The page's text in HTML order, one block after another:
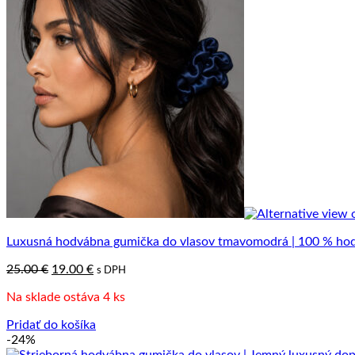
Luxusná hodvábna gumička do vlasov tmavomodrá | 100 %
25.00€ Pôvodná
bola:
19.00 €Aktuálna
je:
s DPH
Na sklade ostáva 4 ks
Pridať do košíka
-24%